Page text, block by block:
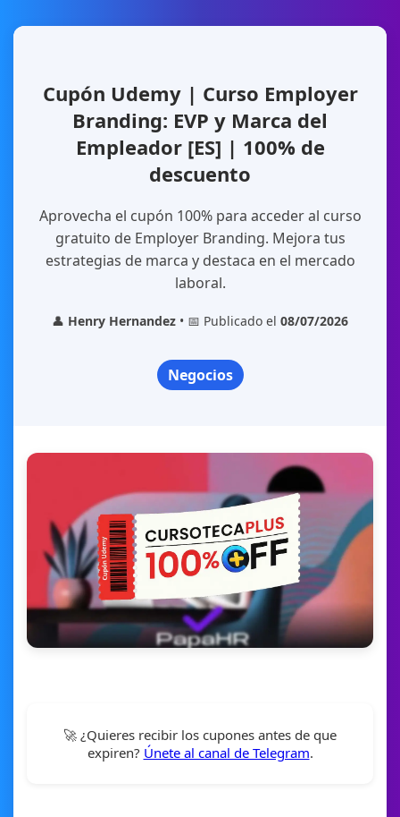
Cupón Udemy | Curso Employer
Branding: EVP y Marca del
Empleador [ES] | 100% de
descuento
Aprovecha el cupón 100% para acceder al curso
gratuito de Employer Branding. Mejora tus
estrategias de marca y destaca en el mercado
laboral.
👤 Henry Hernandez • 📅 Publicado el 08/07/2026
Negocios
🚀 ¿Quieres recibir los cupones antes de que
expiren? Únete al canal de Telegram.